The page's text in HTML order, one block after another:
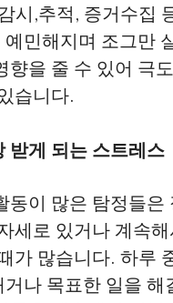
시,추적, 증거수집
민해지며 조그만
향을 줄 수 있어 극
습니다.
받게 되는 스트레스
동이 많은 탐정들은
세로 있거나 계속
가 많습니다. 하루
나 목표한 일을 해